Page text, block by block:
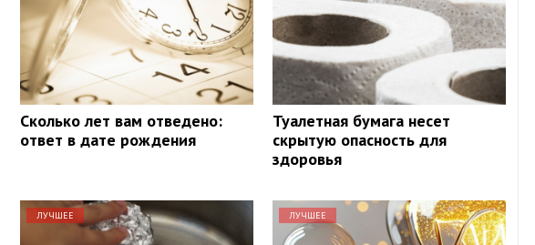
Сколько лет вам отведено:
ответ в дате рождения
Туалетная бумага несет
скрытую опасность для
здоровья
ЛУЧШЕЕ ЛУЧШЕЕ